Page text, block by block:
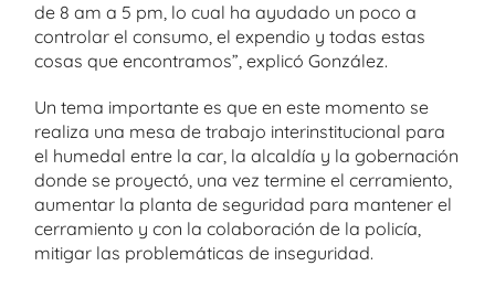
de 8 am a 5 pm, lo cual ha ayudado un poco a
controlar el consumo, el expendio y todas estas
cosas que encontramos”, explicó González.
Un tema importante es que en este momento se
realiza una mesa de trabajo interinstitucional para
el humedal entre la car, la alcaldía y la gobernación
donde se proyectó, una vez termine el cerramiento,
aumentar la planta de seguridad para mantener el
cerramiento y con la colaboración de la policía,
mitigar las problemáticas de inseguridad.